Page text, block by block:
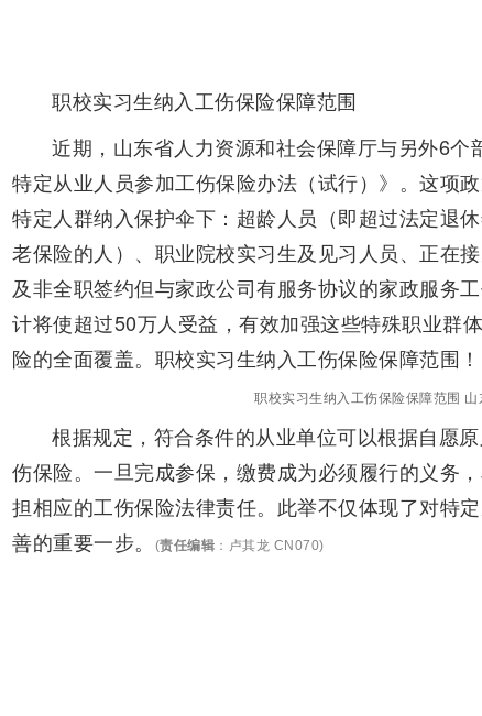
职校实习生纳入工伤保险保障范围
近期，山东省人力资源和社会保障厅与另外6
特定从业人员参加工伤保险办法（试行）》。这项
特定人群纳入保护伞下：超龄人员（即超过法定退
老保险的人）、职业院校实习生及见习人员、正在
及非全职签约但与家政公司有服务协议的家政服务
计将使超过50万人受益，有效加强这些特殊职业群
险的全面覆盖。职校实习生纳入工伤保险保障范围！
职校实习生纳入工伤保险保障范围
根据规定，符合条件的从业单位可以根据自愿
伤保险。一旦完成参保，缴费成为必须履行的义务
担相应的工伤保险法律责任。此举不仅体现了对特
善的重要一步。
(责任编辑 ：卢其龙 CN070)